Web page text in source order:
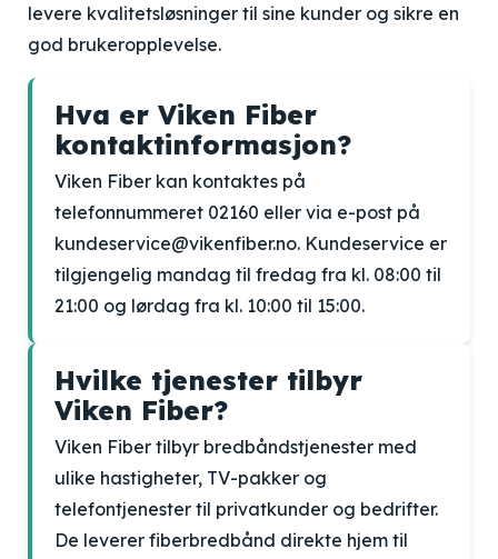
levere kvalitetsløsninger til sine kunder og sikre en
god brukeropplevelse.
Hva er Viken Fiber
kontaktinformasjon?
Viken Fiber kan kontaktes på
telefonnummeret 02160 eller via e-post på
kundeservice@vikenfiber.no. Kundeservice er
tilgjengelig mandag til fredag fra kl. 08:00 til
21:00 og lørdag fra kl. 10:00 til 15:00.
Hvilke tjenester tilbyr
Viken Fiber?
Viken Fiber tilbyr bredbåndstjenester med
ulike hastigheter, TV-pakker og
telefontjenester til privatkunder og bedrifter.
De leverer fiberbredbånd direkte hjem til